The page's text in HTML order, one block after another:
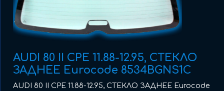
AUDI 80 II CPE 11.88-12.95, СТЕКЛО
ЗАДНЕЕ Eurocode 8534BGNS1C
AUDI 80 II CPE 11.88-12.95, СТЕКЛО ЗАДНЕЕ Eurocode